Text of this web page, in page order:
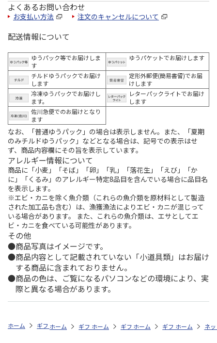
よくあるお問い合わせ
お支払い方法 注文のキャンセルについて
配送情報について
ゆうパック等でお届けしま
す
ゆうパケットでお届けします
チルドゆうパックでお届け
します
定形外郵便(簡易書留)でお届
けします
冷凍ゆうパックでお届けし
ます。
レターパックライトでお届け
します
佐川急便でのお届けとなり
ます
なお、「普通ゆうパック」の場合は表示しません。また、「夏期
のみチルドゆうパック」などとなる場合は、記号での表示はせ
ず、商品内容欄にその旨を表示しています。
アレルギー情報について
商品に「小麦」「そば」「卵」「乳」「落花生」「えび」「か
に」「くるみ」のアレルギー特定8品目を含んでいる場合に品目名
を表示します。
※エビ・カニを除く魚介類（これらの魚介類を原材料として製造
された加工品も含む）は、漁獲漁法によりエビ・カニが混じって
いる場合があります。 また、これらの魚介類は、エサとしてエ
ビ・カニを食べている可能性があります。
その他
商品写真はイメージです。
商品内容として記載されていない「小道具類」はお届け
する商品に含まれておりません。
商品の色は、ご覧になるパソコンなどの環境により、実
際と異なる場合があります。
ホーム ギフト通販 内祝い・お返し 法要・香典返し 予算で探す
ホーム ギフト通販 お祝い・贈りもの 献花・お悔や
ホーム ギフト通販 お祝い・贈りもの
ホーム ギフト通販 お
ホーム ネ